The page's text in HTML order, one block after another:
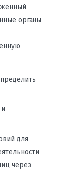
органы
для
через